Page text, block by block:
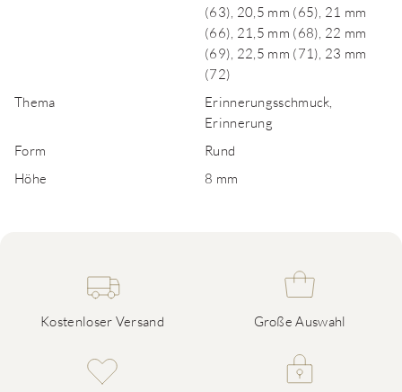
(63), 20,5 mm (65), 21 mm
(66), 21,5 mm (68), 22 mm
(69), 22,5 mm (71), 23 mm
(72)
Thema
Erinnerungsschmuck,
Erinnerung
Form
Rund
Höhe
8 mm
Kostenloser Versand Große Auswahl